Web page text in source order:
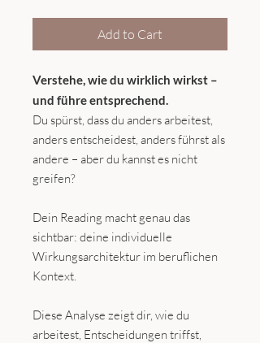
Add to Cart
Verstehe, wie du wirklich wirkst –
und führe entsprechend.
Du spürst, dass du anders arbeitest,
anders entscheidest, anders führst als
andere – aber du kannst es nicht
greifen?
Dein Reading macht genau das
sichtbar: deine individuelle
Wirkungsarchitektur im beruflichen
Kontext.
Diese Analyse zeigt dir, wie du
arbeitest, Entscheidungen triffst,